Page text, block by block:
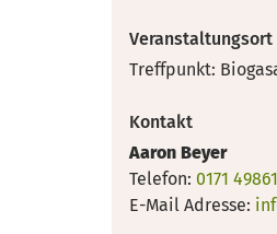
Veranstaltungsort
Treffpunkt:
Kontakt
Aaron Beyer
Telefon: 0171
E-Mail Adresse: